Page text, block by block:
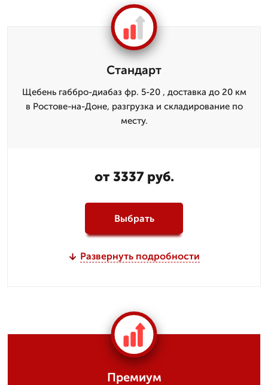
Стандарт
Щебень габбро-диабаз фр. 5-20 , доставка до 20 км
в Ростове-на-Доне, разгрузка и складирование по
месту.
от 3337 руб.
Выбрать
Развернуть подробности
Премиум